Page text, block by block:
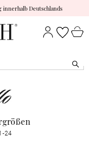
innerhalb Deutschlands
24